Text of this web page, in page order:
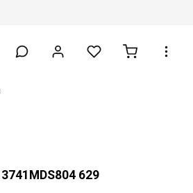
629